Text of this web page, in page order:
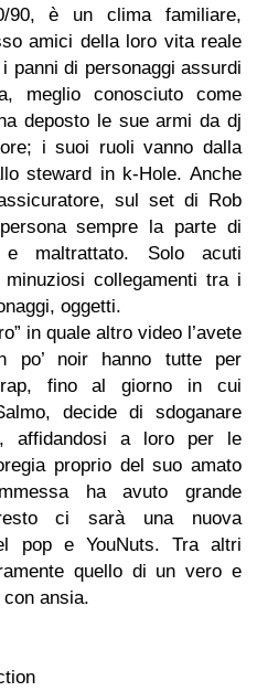
90, è un clima familiare,
amici della loro vita reale
panni di personaggi assurdi
meglio conosciuto come
deposto le sue armi da dj
i suoi ruoli vanno dalla
steward in k-Hole. Anche
sul set di Rob
sempre la parte di
maltrattato. Solo acuti
collegamenti tra i
oggetti.
in quale altro video l’avete
po’ noir hanno tutte per
rap, fino al giorno in cui
decide di sdoganare
affidandosi a loro per le
proprio del suo amato
ha avuto grande
ci sarà una nuova
pop e YouNuts. Tra altri
quello di un vero e
ansia.